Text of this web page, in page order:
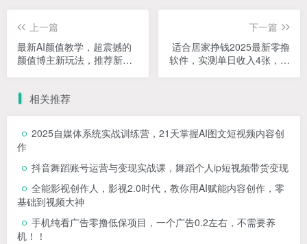
上一篇
最新AI颜值教学，超震撼的
颜值博主新玩法，推荐新手
下一篇
适合居家挣钱2025最新零撸
软件，实测单日收入4张，多
相关推荐
2025自媒体系统实战训练营，21天掌握AI图文短视频内容创
作
抖音舞蹈账号运营与变现实战课，舞蹈个人ip短视频带货变现
全能影视创作人，影视2.0时代，教你用AI赋能内容创作，​零
基础到视频大神
手机纯看广告零撸低保项目，一个广告0.2左右，不需要养
机！！